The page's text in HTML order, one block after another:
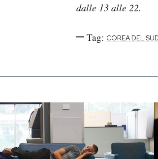
dalle 13 alle 22.
Tag: COREA DEL